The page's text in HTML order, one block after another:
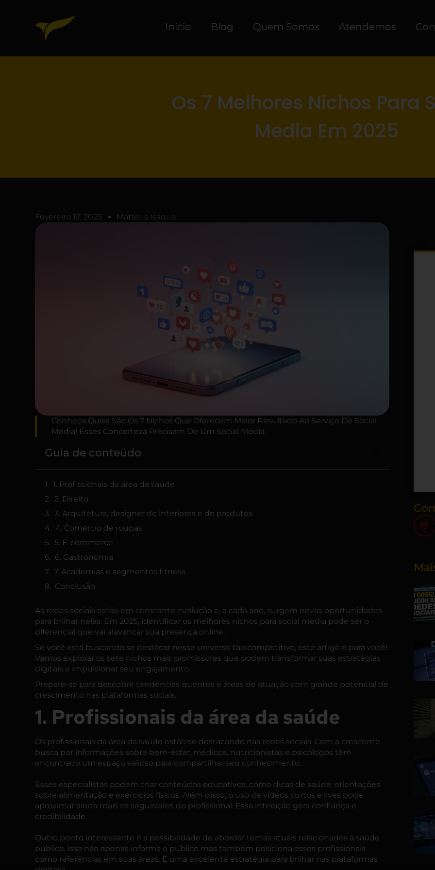
Início Blog Quem Somos Atendemos
Os 7 Melhores Nichos Para
Media Em 2025
Fevereiro 12, 2025 Matteus Isaque
Conheça Quais São Os 7 Nichos Que Oferecem Maior Resultado Ao Serviço De Social
Media! Esses Concerteza Precisam De Um Social Media.
Guia de conteúdo
1. Profissionais da área da saúde
2. Direito
3. Arquitetura, designer de interiores e de produtos
4. Comércio de roupas
5. E-commerce
6. Gastronomia
7. Academias e segmentos fitness
Conclusão
As redes sociais estão em constante evolução e, a cada ano, surgem novas oportunidades
para brilhar nelas. Em 2025, identificar os melhores nichos para social media pode ser o
diferencial que vai alavancar sua presença online.
Se você está buscando se destacar nesse universo tão competitivo, este artigo é para você!
Vamos explorar os sete nichos mais promissores que podem transformar suas estratégias
digitais e impulsionar seu engajamento.
Prepare-se para descobrir tendências quentes e áreas de atuação com grande potencial de
crescimento nas plataformas sociais.
1. Profissionais da área da saúde
Os profissionais da área da saúde estão se destacando nas redes sociais. Com a crescente
busca por informações sobre bem-estar, médicos, nutricionistas e psicólogos têm
encontrado um espaço valioso para compartilhar seu conhecimento.
Esses especialistas podem criar conteúdos educativos, como dicas de saúde, orientações
sobre alimentação e exercícios físicos. Além disso, o uso de vídeos curtos e lives pode
aproximar ainda mais os seguidores do profissional. Essa interação gera confiança e
credibilidade.
Outro ponto interessante é a possibilidade de abordar temas atuais relacionados à saúde
pública. Isso não apenas informa o público mas também posiciona esses profissionais
como referências em suas áreas. É uma excelente estratégia para brilhar nas plataformas